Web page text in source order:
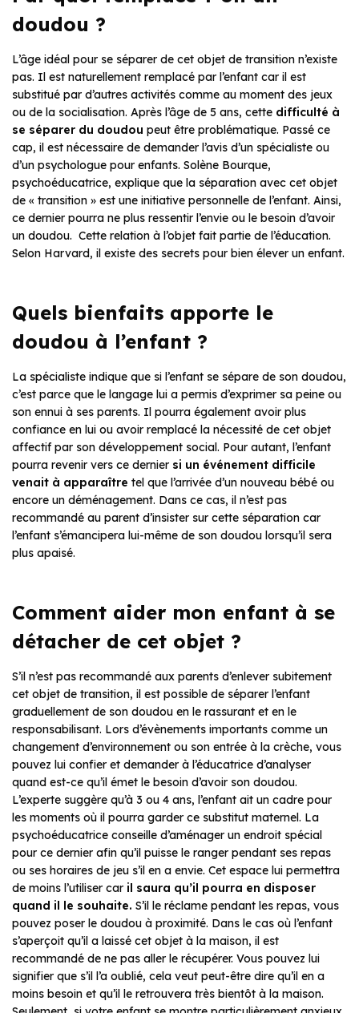
doudou ?
L’âge idéal pour se séparer de cet objet de transition n’existe
pas. Il est naturellement remplacé par l’enfant car il est
substitué par d’autres activités comme au moment des jeux
ou de la socialisation. Après l’âge de 5 ans, cette difficulté à
se séparer du doudou peut être problématique. Passé ce
cap, il est nécessaire de demander l’avis d’un spécialiste ou
d’un psychologue pour enfants. Solène Bourque,
psychoéducatrice, explique que la séparation avec cet objet
de « transition » est une initiative personnelle de l’enfant. Ainsi,
ce dernier pourra ne plus ressentir l’envie ou le besoin d’avoir
un doudou. Cette relation à l’objet fait partie de l’éducation.
Selon Harvard, il existe des secrets pour bien élever un enfant.
Quels bienfaits apporte le
doudou à l’enfant ?
La spécialiste indique que si l’enfant se sépare de son doudou,
c’est parce que le langage lui a permis d’exprimer sa peine ou
son ennui à ses parents. Il pourra également avoir plus
confiance en lui ou avoir remplacé la nécessité de cet objet
affectif par son développement social. Pour autant, l’enfant
pourra revenir vers ce dernier si un événement difficile
venait à apparaître tel que l’arrivée d’un nouveau bébé ou
encore un déménagement. Dans ce cas, il n’est pas
recommandé au parent d’insister sur cette séparation car
l’enfant s’émancipera lui-même de son doudou lorsqu’il sera
plus apaisé.
Comment aider mon enfant à se
détacher de cet objet ?
S’il n’est pas recommandé aux parents d’enlever subitement
cet objet de transition, il est possible de séparer l’enfant
graduellement de son doudou en le rassurant et en le
responsabilisant. Lors d’évènements importants comme un
changement d’environnement ou son entrée à la crèche, vous
pouvez lui confier et demander à l’éducatrice d’analyser
quand est-ce qu’il émet le besoin d’avoir son doudou.
L’experte suggère qu’à 3 ou 4 ans, l’enfant ait un cadre pour
les moments où il pourra garder ce substitut maternel. La
psychoéducatrice conseille d’aménager un endroit spécial
pour ce dernier afin qu’il puisse le ranger pendant ses repas
ou ses horaires de jeu s’il en a envie. Cet espace lui permettra
de moins l’utiliser car il saura qu’il pourra en disposer
quand il le souhaite. S’il le réclame pendant les repas, vous
pouvez poser le doudou à proximité. Dans le cas où l’enfant
s’aperçoit qu’il a laissé cet objet à la maison, il est
recommandé de ne pas aller le récupérer. Vous pouvez lui
signifier que s’il l’a oublié, cela veut peut-être dire qu’il en a
moins besoin et qu’il le retrouvera très bientôt à la maison.